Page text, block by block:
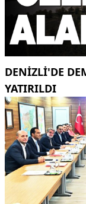
DENİZLİ'DE
YATIRILDI